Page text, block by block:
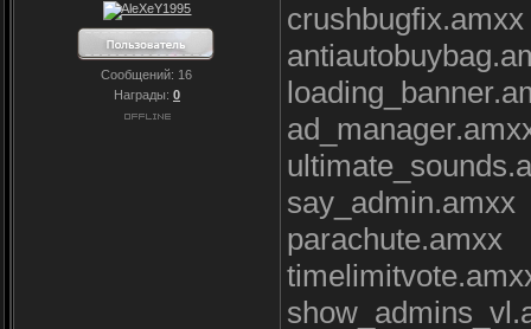
Сообщений: 16
Награды: 0
crushbugfix.amxx
say_admin.amxx
parachute.amxx